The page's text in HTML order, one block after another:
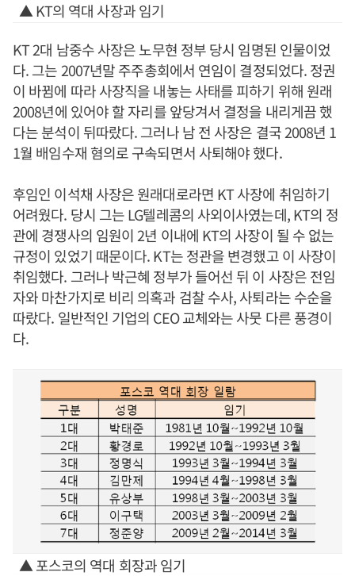
▲ KT의 역대 사장과 임기
KT 2대 남중수 사장은 노무현 정부 당시 임명된 인물이었
다. 그는 2007년말 주주총회에서 연임이 결정되었다. 정권
이 바뀜에 따라 사장직을 내놓는 사태를 피하기 위해 원래
2008년에 있어야 할 자리를 앞당겨서 결정을 내리게끔 했
다는 분석이 뒤따랐다. 그러나 남 전 사장은 결국 2008년 1
1월 배임수재 혐의로 구속되면서 사퇴해야 했다.
후임인 이석채 사장은 원래대로라면 KT 사장에 취임하기
어려웠다. 당시 그는 LG텔레콤의 사외이사였는데, KT의 정
관에 경쟁사의 임원이 2년 이내에 KT의 사장이 될 수 없는
규정이 있었기 때문이다. KT는 정관을 변경했고 이 사장이
취임했다. 그러나 박근혜 정부가 들어선 뒤 이 사장은 전임
자와 마찬가지로 비리 의혹과 검찰 수사, 사퇴라는 수순을
따랐다. 일반적인 기업의 CEO 교체와는 사뭇 다른 풍경이
다.
▲ 포스코의 역대 회장과 임기